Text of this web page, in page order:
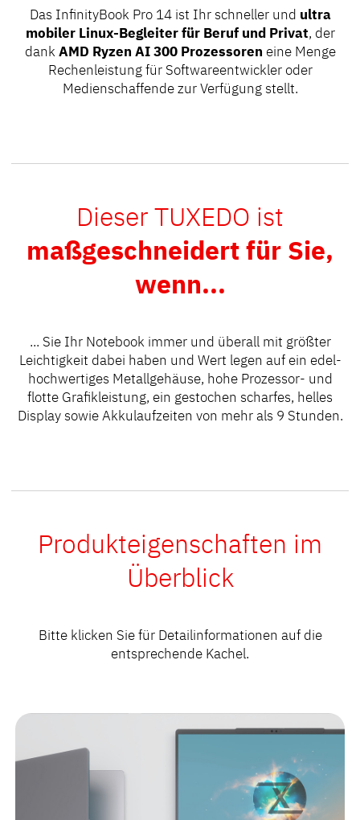
Das InfinityBook Pro 14 ist Ihr schneller und ultra
mobiler Linux-Begleiter für Beruf und Privat, der
dankAMD Ryzen AI 300 Prozessoren eine Menge
Rechenleistung für Softwareentwickler oder
Medienschaffende zur Verfügung stellt.
Dieser TUXEDO ist
maßgeschneidert für Sie,
wenn...
... Sie Ihr Notebook immer und überall mit größter
Leichtigkeit dabei haben und Wert legen auf ein edel-
hochwertiges Metallgehäuse, hohe Prozessor- und
flotte Grafikleistung, ein gestochen scharfes, helles
Display sowie Akkulaufzeiten von mehr als 9 Stunden.
Produkteigenschaften im
Überblick
Bitte klicken Sie für Detailinformationen auf die
entsprechende Kachel.